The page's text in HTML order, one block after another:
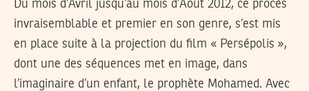
Du mois d’Avril jusqu’au mois d’Août 2012, ce procès
invraisemblable et premier en son genre, s’est mis
en place suite à la projection du film « Persépolis »,
dont une des séquences met en image, dans
l’imaginaire d’un enfant, le prophète Mohamed. Avec